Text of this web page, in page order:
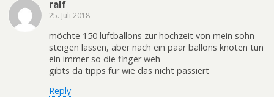
ralf
25. Juli 2018
möchte 150 luftballons zur hochzeit von mein sohn
steigen lassen, aber nach ein paar ballons knoten tun
ein immer so die finger weh
gibts da tipps für wie das nicht passiert
Reply